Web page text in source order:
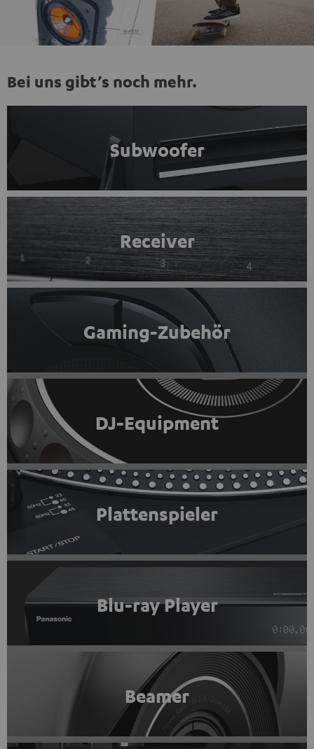
Bei uns gibt’s noch mehr.
Subwoofer
Receiver
Gaming-Zubehör
DJ-Equipment
Plattenspieler
Blu-ray Player
Beamer